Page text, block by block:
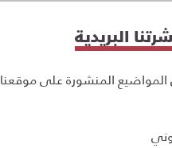
البريدية
المنشورة على موقعنا